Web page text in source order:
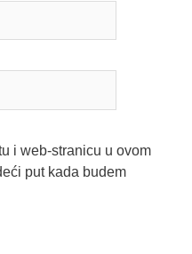
i web-stranicu u ovom
put kada budem